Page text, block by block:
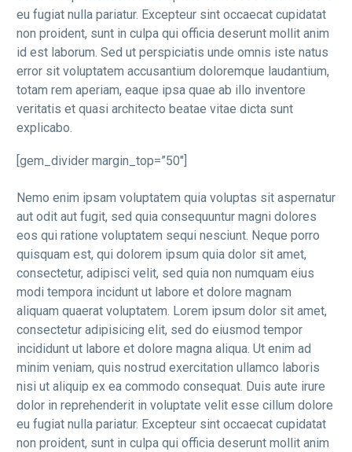
eu fugiat nulla pariatur. Excepteur sint occaecat cupidatat
non proident, sunt in culpa qui officia deserunt mollit anim
id est laborum. Sed ut perspiciatis unde omnis iste natus
error sit voluptatem accusantium doloremque laudantium,
totam rem aperiam, eaque ipsa quae ab illo inventore
veritatis et quasi architecto beatae vitae dicta sunt
explicabo.
[gem_divider margin_top=”50″]
Nemo enim ipsam voluptatem quia voluptas sit aspernatur
aut odit aut fugit, sed quia consequuntur magni dolores
eos qui ratione voluptatem sequi nesciunt. Neque porro
quisquam est, qui dolorem ipsum quia dolor sit amet,
consectetur, adipisci velit, sed quia non numquam eius
modi tempora incidunt ut labore et dolore magnam
aliquam quaerat voluptatem. Lorem ipsum dolor sit amet,
consectetur adipisicing elit, sed do eiusmod tempor
incididunt ut labore et dolore magna aliqua. Ut enim ad
minim veniam, quis nostrud exercitation ullamco laboris
nisi ut aliquip ex ea commodo consequat. Duis aute irure
dolor in reprehenderit in voluptate velit esse cillum dolore
eu fugiat nulla pariatur. Excepteur sint occaecat cupidatat
non proident, sunt in culpa qui officia deserunt mollit anim